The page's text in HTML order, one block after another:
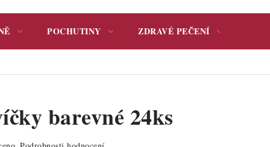
POCHUTINY ZDRAVÉ PEČENÍ
barevné 24ks